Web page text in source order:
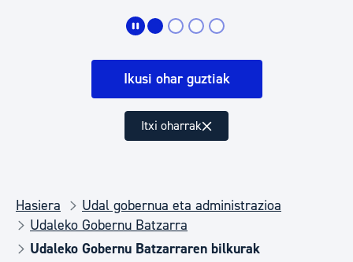
Ikusi ohar guztiak
Itxi oharrak
Hasiera
Udal gobernua eta administrazioa
Udaleko Gobernu Batzarra
Udaleko Gobernu Batzarraren bilkurak